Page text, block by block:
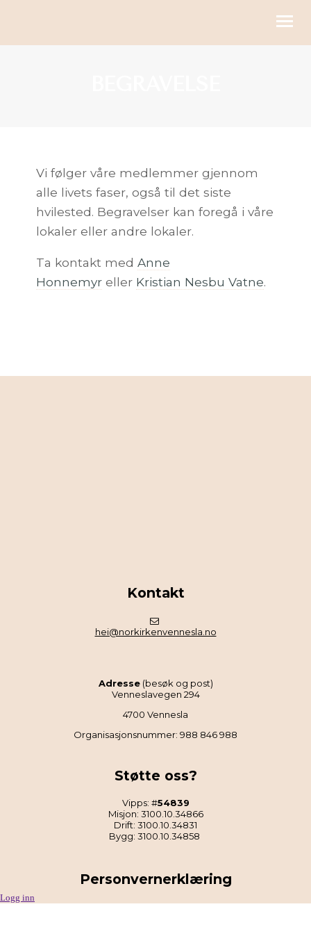
OM OSS
Vi følger våre medlemmer gjennom
alle livets faser, også til det siste
hvilested. Begravelser kan foregå i våre
lokaler eller andre lokaler.
Ta kontakt med Anne
Honnemyr eller Kristian Nesbu Vatne.
Kontakt
hei@norkirkenvennesla.no
Adresse(besøk og post)
Venneslavegen 294
4700 Vennesla
Organisasjonsnummer: 988 846 988
Støtte oss?
Vipps: #54839
Misjon: 3100.10.34866
Drift: 3100.10.34831
Bygg: 3100.10.34858
Personvernerklæring
Les Norkirken Vennesla sin personvernerklæring.
Logg inn